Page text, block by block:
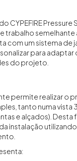
CYPEFIRE
trabalho
com um sistema de
para adaptar
do projeto.
permite realizar o
tanto numa
e alçados).
instalação